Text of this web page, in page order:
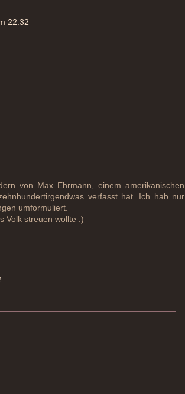
22:32
von Max Ehrmann, einem amerikanischen
verfasst hat. Ich hab nur
umformuliert.
Volk streuen wollte :)